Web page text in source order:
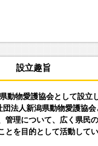
設立趣旨
動物愛護協会として設立
法人新潟県動物愛護協会
理について、広く県民
を目的として活動してい